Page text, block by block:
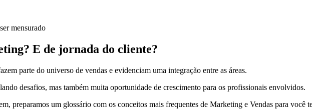
mensurado
E de jornada do cliente?
parte do universo de vendas e evidenciam uma integração entre as áreas.
desafios, mas também muita oportunidade de crescimento para os profissionais envolvidos.
preparamos um glossário com os conceitos mais frequentes de Marketing e Vendas para você